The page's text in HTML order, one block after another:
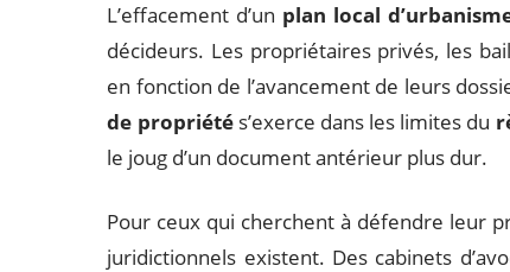
L’effacement d’un plan local
décideurs. Les propriétaires privés, les
en fonction de l’avancement de leurs
de propriétés’exerce dans les limites du
le joug d’un document antérieur plus dur.
Pour ceux qui cherchent à défendre leur
juridictionnels existent. Des cabinets